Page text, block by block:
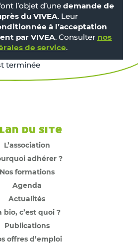
l’objet d’une demande de
du VIVEA. Leur
à l’acceptation
par VIVEA. Consulter nos
de service.
terminée
du site
L’association
adhérer ?
Nos formations
Agenda
Actualités
bio, c’est quoi ?
Publications
offres d’emploi